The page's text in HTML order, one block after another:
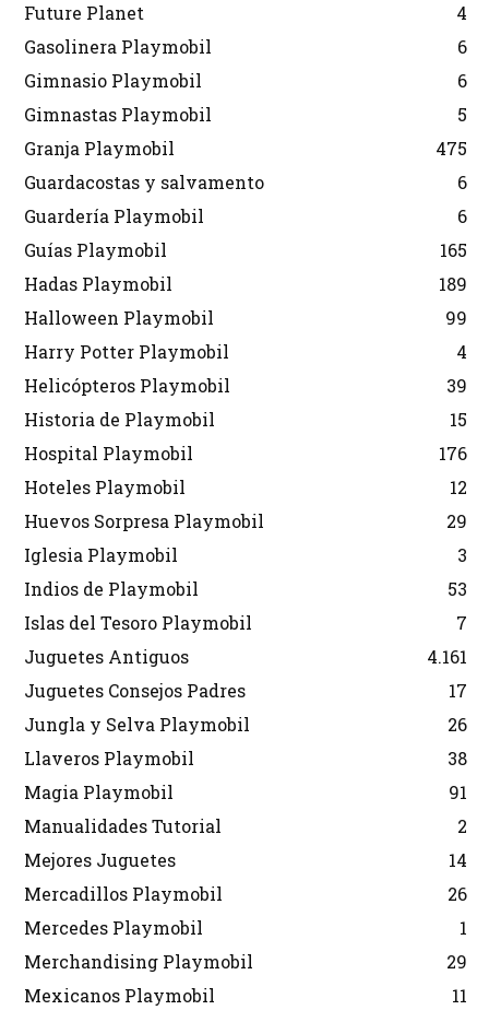
Future Planet
4
Gasolinera Playmobil
6
Gimnasio Playmobil
6
Gimnastas Playmobil
5
Granja Playmobil
475
Guardacostas y salvamento
6
Guardería Playmobil
6
Guías Playmobil
165
Hadas Playmobil
189
Halloween Playmobil
99
Harry Potter Playmobil
4
Helicópteros Playmobil
39
Historia de Playmobil
15
Hospital Playmobil
176
Hoteles Playmobil
12
Huevos Sorpresa Playmobil
29
Iglesia Playmobil
3
Indios de Playmobil
53
Islas del Tesoro Playmobil
7
Juguetes Antiguos
4.161
Juguetes Consejos Padres
17
Jungla y Selva Playmobil
26
Llaveros Playmobil
38
Magia Playmobil
91
Manualidades Tutorial
2
Mejores Juguetes
14
Mercadillos Playmobil
26
Mercedes Playmobil
1
Merchandising Playmobil
29
Mexicanos Playmobil
11